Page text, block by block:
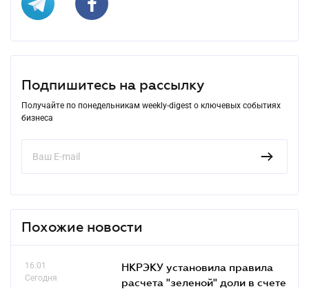
Подпишитесь на рассылку
Получайте по понедельникам weekly-digest о ключевых событиях
бизнеса
Похожие новости
16.01
Сегодня
НКРЭКУ установила правила
расчета "зеленой" доли в счете